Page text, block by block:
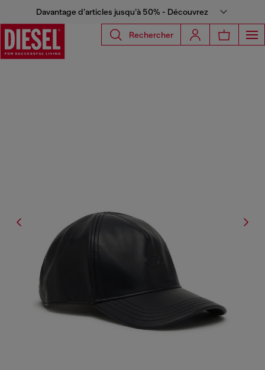
Davantage d’articles jusqu’à 50% - Découvrez
Rechercher